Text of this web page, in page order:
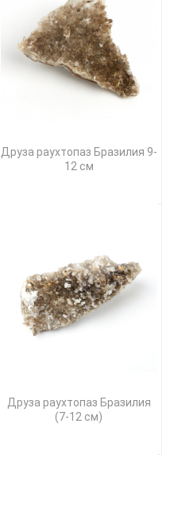
Друза раухтопаз Бразилия 9-
12 см
Друза раухтопаз Бразилия
(7-12 см)